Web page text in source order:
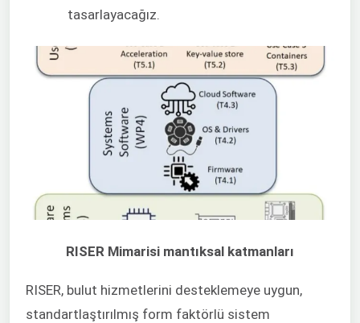
tasarlayacağız.
RISER Mimarisi mantıksal katmanları
RISER, bulut hizmetlerini desteklemeye uygun,
standartlaştırılmış form faktörlü sistem